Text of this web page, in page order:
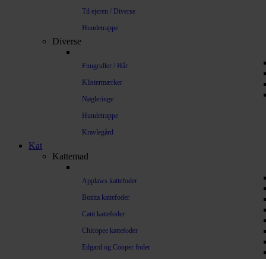
Til ejeren / Diverse
Hundetrappe
Diverse
Fnugruller / Hår
Klistermærker
Nøgleringe
Hundetrappe
Kravlegård
Kat
Kattemad
Applaws kattefoder
Bozita kattefoder
Catit kattefoder
Chicopee kattefoder
Edgard og Cooper foder